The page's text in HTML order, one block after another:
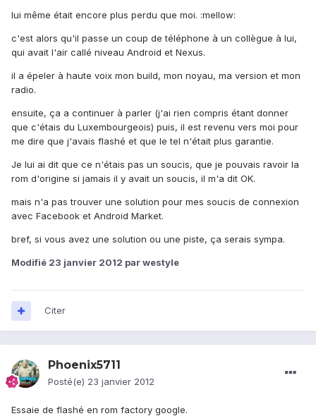
lui même était encore plus perdu que moi. :mellow:
c'est alors qu'il passe un coup de téléphone à un collègue à lui,
qui avait l'air callé niveau Android et Nexus.
il a épeler à haute voix mon build, mon noyau, ma version et mon
radio.
ensuite, ça a continuer à parler (j'ai rien compris étant donner
que c'étais du Luxembourgeois) puis, il est revenu vers moi pour
me dire que j'avais flashé et que le tel n'était plus garantie.
Je lui ai dit que ce n'étais pas un soucis, que je pouvais ravoir la
rom d'origine si jamais il y avait un soucis, il m'a dit OK.
mais n'a pas trouver une solution pour mes soucis de connexion
avec Facebook et Android Market.
bref, si vous avez une solution ou une piste, ça serais sympa.
Modifié 23 janvier 2012 par westyle
Citer
Phoenix5711
Posté(e) 23 janvier 2012
Essaie de flashé en rom factory google.